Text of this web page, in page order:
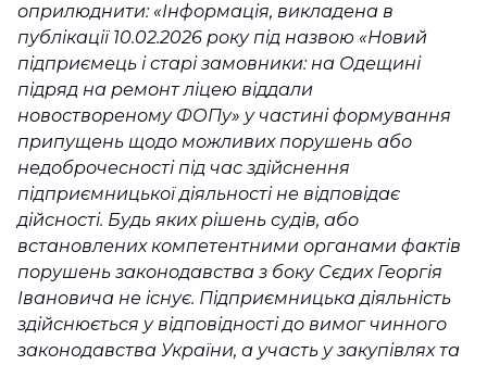
оприлюднити: «Інформація, викладена в
публікації 10.02.2026 року під назвою «Новий
підприємець і старі замовники: на Одещині
підряд на ремонт ліцею віддали
новоствореному ФОПу» у частині формування
припущень щодо можливих порушень або
недоброчесності під час здійснення
підприємницької діяльності не відповідає
дійсності. Будь яких рішень судів, або
встановлених компетентними органами фактів
порушень законодавства з боку Сєдих Георгія
Івановича не існує. Підприємницька діяльність
здійснюється у відповідності до вимог чинного
законодавства України, а участь у закупівлях та